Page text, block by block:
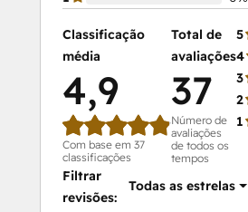
Classificação
média
4,9
Com base em 37
classificações
Total de
avaliações
37
Número de
avaliações
de todos os
tempos
5
4
3
2
1
Filtrar
revisões:
Todas as estrelas